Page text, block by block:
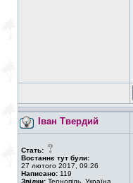
Іван Твердий
Стать:
Востаннє тут були:
27 лютого 2017, 09:26
Написано: 119
Звідки: Тернопіль, Україна